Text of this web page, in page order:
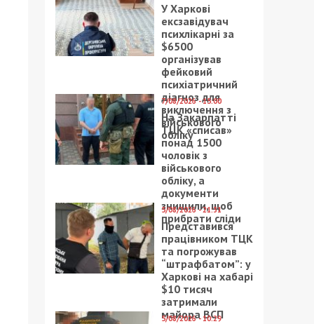
У Харкові
ексзавідувач
психлікарні за
$6500
організував
фейковий
психіатричний
діагноз для
виключення з
військового
обліку
7/08/2026 - 15:00
На Закарпатті
ТЦК «списав»
понад 1500
чоловік з
військового
обліку, а
документи
знищили, щоб
прибрати сліди
5/08/2026 - 21:31
Представився
працівником ТЦК
та погрожував
“штрафбатом”: у
Харкові на хабарі
$10 тисяч
затримали
майора ВСП
5/08/2026 - 10:29